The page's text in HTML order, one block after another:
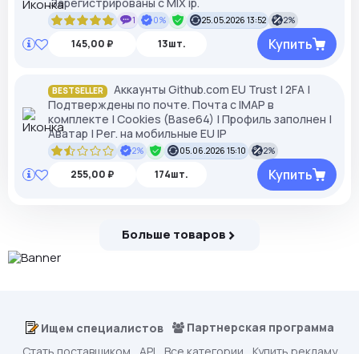
.Зарегистрированы с MIX ip.
1 0% 25.05.2026 13:52 2%
145,00 ₽ 13шт. Купить
BESTSELLER
Аккаунты Github.com EU Trust | 2FA |
Подтверждены по почте. Почта с IMAP в
комплекте | Cookies (Base64) | Профиль заполнен |
Аватар | Рег. на мобильные EU IP
2% 05.06.2026 15:10 2%
255,00 ₽ 174шт. Купить
Больше товаров
Ищем специалистов
Партнерская программа